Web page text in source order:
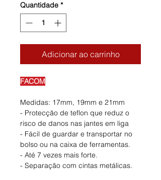
Quantidade *
Adicionar ao carrinho
FACOM
Medidas: 17mm, 19mm e 21mm
- Protecção de teflon que reduz o
risco de danos nas jantes em liga
- Fácil de guardar e transportar no
bolso ou na caixa de ferramentas.
- Até 7 vezes mais forte.
- Separação com cintas metálicas.